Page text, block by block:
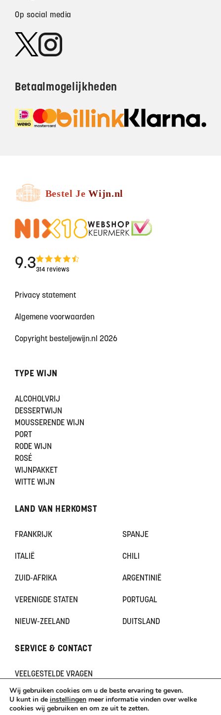
Op social media
Betaalmogelijkheden
9.3314 reviews
Privacy statement
Algemene voorwaarden
Copyright besteljewijn.nl 2026
TYPE WIJN
ALCOHOLVRIJ
DESSERTWIJN
MOUSSERENDE WIJN
PORT
RODE WIJN
ROSÉ
WIJNPAKKET
WITTE WIJN
LAND VAN HERKOMST
FRANKRIJK SPANJE
ITALIË CHILI
ZUID-AFRIKA ARGENTINIË
VERENIGDE STATEN PORTUGAL
NIEUW-ZEELAND DUITSLAND
SERVICE & CONTACT
VEELGESTELDE VRAGEN
CONTACT
KLACHTEN
TERUGBETAAL- EN RETOURNERINGSBELEID
Wij gebruiken cookies om u de beste ervaring te geven.
U kunt in de instellingen meer informatie vinden over welke
cookies wij gebruiken en om ze uit te zetten.